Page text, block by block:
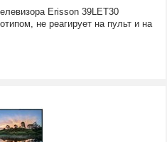
Erisson 39LET30
не реагирует на пульт и на